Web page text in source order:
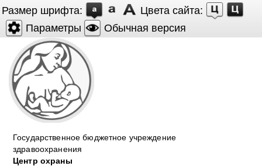
Размер шрифта:
Цвета сайта:
Параметры
Обычная версия
Государственное бюджетное учреждение
здравоохранения
Центр охраны